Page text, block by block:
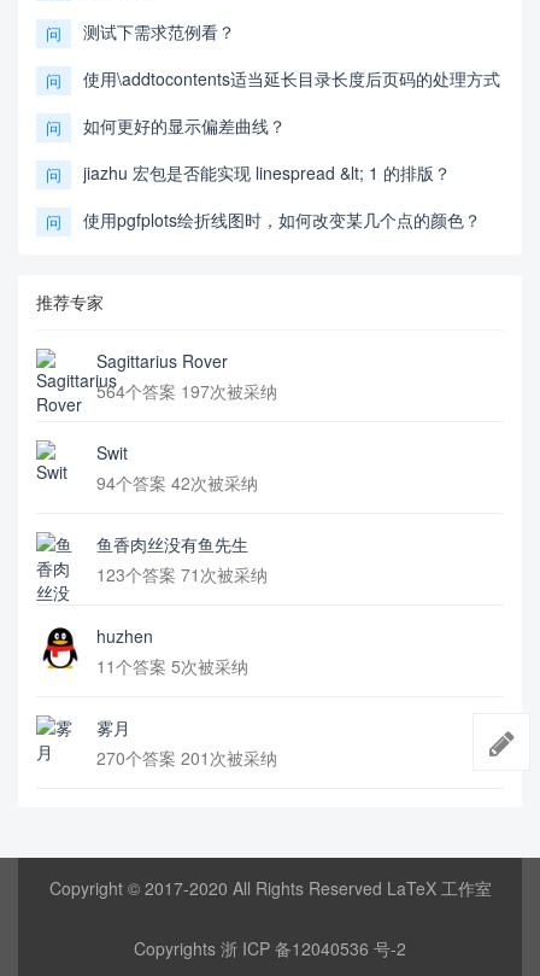
问 测试下需求范例看？
问 使用\addtocontents适当延长目录长度后页码的处理方式
问 如何更好的显示偏差曲线？
问 jiazhu 宏包是否能实现 linespread &lt; 1 的排版？
问 使用pgfplots绘折线图时，如何改变某几个点的颜色？
推荐专家
Sagittarius Rover
564个答案 197次被采纳
Swit
94个答案 42次被采纳
鱼香肉丝没有鱼先生
123个答案 71次被采纳
huzhen
11个答案 5次被采纳
雾月
270个答案 201次被采纳
Copyright © 2017-2020 All Rights Reserved LaTeX 工作室
Copyrights 浙 ICP 备12040536 号-2